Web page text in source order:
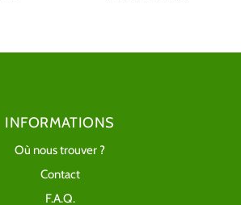
INFORMATIONS
Où nous trouver ?
Contact
F.A.Q.